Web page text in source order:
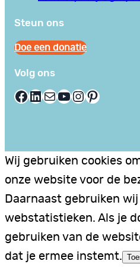
Steun ons
Doe een donatie
Volg ons
Facebook LinkedIn E-mail YouTube InstagramPinterest
Wij gebruiken cookies
onze website voor de
Daarnaast gebruiken
webstatistieken. Als je
gebruiken van de
dat je ermee instemt.